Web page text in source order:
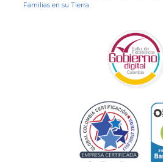
Familias en su Tierra